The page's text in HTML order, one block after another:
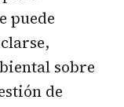
puede
sobre
de